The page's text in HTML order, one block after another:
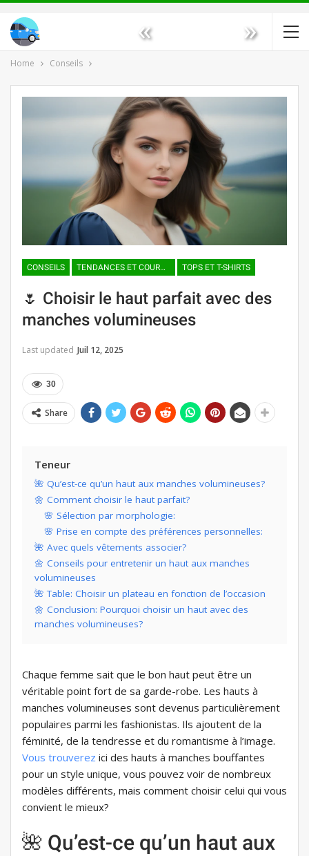
« »
Home Conseils
CONSEILS TENDANCES ET COURANTS DE MODE TOPS ET T-SHIRTS
🌷 Choisir le haut parfait avec des
manches volumineuses
Last updated Juil 12, 2025
30
Share
Teneur
🌺 Qu’est-ce qu’un haut aux manches volumineuses?
🌼 Comment choisir le haut parfait?
🌸 Sélection par morphologie:
🌸 Prise en compte des préférences personnelles:
🌺 Avec quels vêtements associer?
🌼 Conseils pour entretenir un haut aux manches
volumineuses
🌺 Table: Choisir un plateau en fonction de l’occasion
🌼 Conclusion: Pourquoi choisir un haut avec des
manches volumineuses?
Chaque femme sait que le bon haut peut être un
véritable point fort de sa garde-robe. Les hauts à
manches volumineuses sont devenus particulièrement
populaires parmi les fashionistas. Ils ajoutent de la
féminité, de la tendresse et du romantisme à l’image.
Vous trouverez ici des hauts à manches bouffantes
pour un style unique, vous pouvez voir de nombreux
modèles différents, mais comment choisir celui qui vous
convient le mieux?
🌺 Qu’est-ce qu’un haut aux